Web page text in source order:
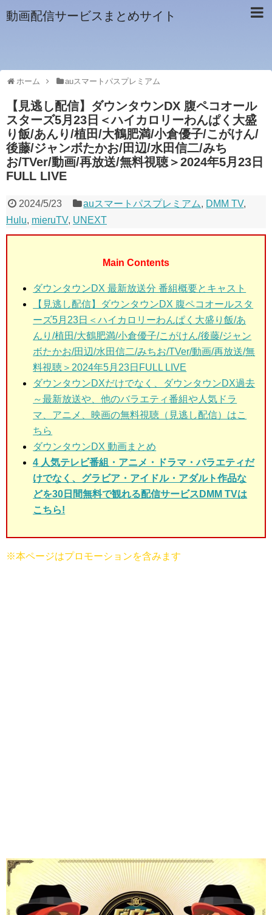
動画配信サービスまとめサイト
ホーム auスマートパスプレミアム
【見逃し配信】ダウンタウンDX 腹ペコオール
スターズ5月23日＜ハイカロリーわんぱく大盛
り飯/あんり/植田/大鶴肥満/小倉優子/こがけん/
後藤/ジャンボたかお/田辺/水田信二/みち
お/TVer/動画/再放送/無料視聴＞2024年5月23日
FULL LIVE
2024/5/23 auスマートパスプレミアム, DMM TV,
Hulu, mieruTV, UNEXT
Main Contents
ダウンタウンDX 最新放送分 番組概要とキャスト
【見逃し配信】ダウンタウンDX 腹ペコオールスタ
ーズ5月23日＜ハイカロリーわんぱく大盛り飯/あ
んり/植田/大鶴肥満/小倉優子/こがけん/後藤/ジャン
ボたかお/田辺/水田信二/みちお/TVer/動画/再放送/無
料視聴＞2024年5月23日FULL LIVE
ダウンタウンDXだけでなく、ダウンタウンDX過去
～最新放送や、他のバラエティ番組や人気ドラ
マ、アニメ、映画の無料視聴（見逃し配信）はこ
ちら
ダウンタウンDX 動画まとめ
4 人気テレビ番組・アニメ・ドラマ・バラエティだ
けでなく、グラビア・アイドル・アダルト作品な
どを30日間無料で観れる配信サービスDMM TVは
こちら!
※本ページはプロモーションを含みます